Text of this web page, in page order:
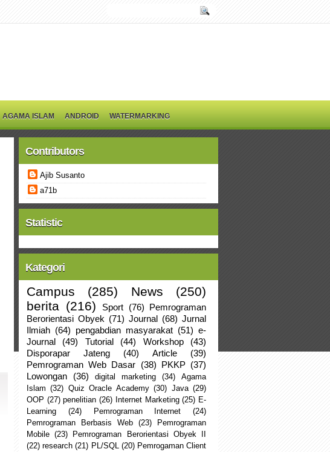
AGAMA ISLAM ANDROID WATERMARKING
Contributors
Ajib Susanto
a71b
Statistic
Kategori
Campus (285) News
(250)
berita (216) Sport (76) Pemrograman
Berorientasi Obyek (71) Journal (68) Jurnal
Ilmiah (64) pengabdian masyarakat (51) e-
Journal
(49) Tutorial (44) Workshop
(43)
Disporapar Jateng
(40) Article
(39)
Pemrograman Web Dasar (38) PKKP (37)
Lowongan
(36) digital marketing (34)
Agama
Islam (32) Quiz Oracle Academy (30) Java (29)
OOP (27) penelitian (26) Internet Marketing (25) E-
Learning
(24) Pemrograman Internet
(24)
Pemrograman Berbasis Web (23)
Pemrograman
Mobile (23)
Pemrograman Berorientasi Obyek II
(22) research (21) PL/SQL (20) Pemrogaman Client